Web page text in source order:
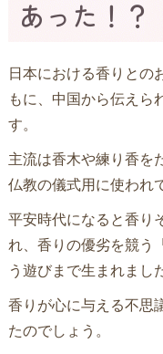
あった！？
日本における香りとの
もに、中国から伝えら
す。
主流は香木や練り香を
仏教の儀式用に使われ
平安時代になると香り
れ、香りの優劣を競う
う遊びまで生まれました
香りが心に与える不思
たのでしょう。